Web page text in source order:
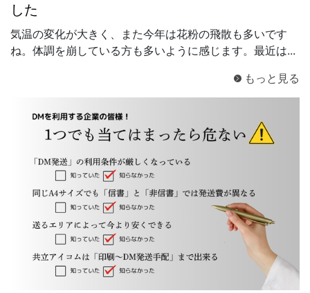
した
気温の変化が大きく、また今年は花粉の飛散も多いです
ね。体調を崩している方も多いように感じます。最近は...
もっと見る